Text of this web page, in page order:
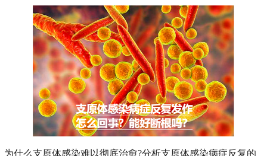
为什么支原体感染难以彻底治愈?分析支原体感染病症反复的